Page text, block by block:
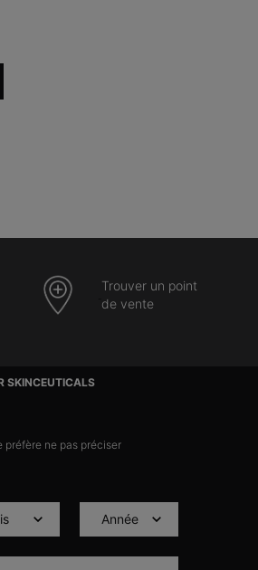
– CRÈME ANTI-RIDES
Trouver un point
de vente
SKINCEUTICALS
préfère ne pas préciser